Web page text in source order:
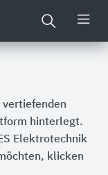
hinterlegt.
Elektrotechnik
klicken